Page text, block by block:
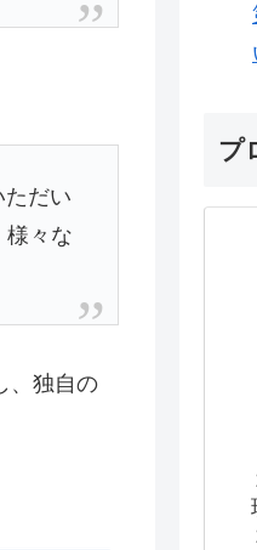
だい
様々な
、独自の
プ